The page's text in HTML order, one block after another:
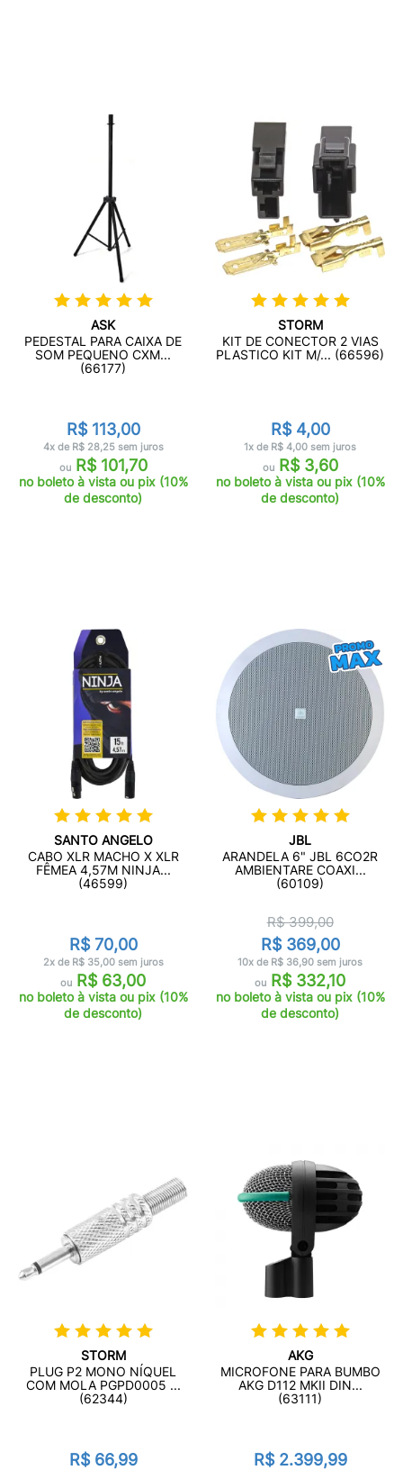
ASK
PEDESTAL PARA CAIXA DE
SOM PEQUENO CXM...
(66177)
R$ 113,00
4x de R$ 28,25 sem juros
ouR$ 101,70
no boleto à vista ou pix (10%
de desconto)
STORM
KIT DE CONECTOR 2 VIAS
PLASTICO KIT M/... (66596)
R$ 4,00
1x de R$ 4,00 sem juros
ouR$ 3,60
no boleto à vista ou pix (10%
de desconto)
SANTO ANGELO
CABO XLR MACHO X XLR
FÊMEA 4,57M NINJA...
(46599)
R$ 70,00
2x de R$ 35,00 sem juros
ou R$ 63,00
no boleto à vista ou pix (10%
de desconto)
JBL
ARANDELA 6" JBL 6CO2R
AMBIENTARE COAXI...
(60109)
R$ 399,00
R$ 369,00
10x de R$ 36,90 sem juros
ou R$ 332,10
no boleto à vista ou pix (10%
de desconto)
STORM
PLUG P2 MONO NÍQUEL
COM MOLA PGPD0005 ...
(62344)
R$ 66,99
AKG
MICROFONE PARA BUMBO
AKG D112 MKII DIN...
(63111)
R$ 2.399,99